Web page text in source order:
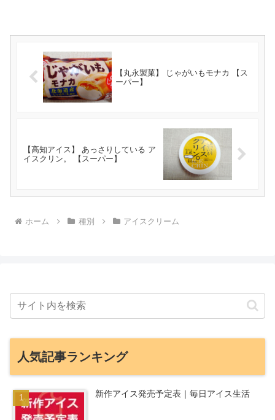
【丸永製菓】 じゃがいもモナカ 【ス
ーパー】
【高知アイス】 あっさりしている ア
イスクリン。 【スーパー】
ホーム 種別 アイスクリーム
人気記事ランキング
新作アイス発売予定表｜毎日アイス生活